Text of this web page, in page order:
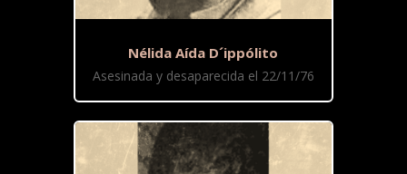
Nélida Aída D´ippólito
Asesinada y desaparecida el 22/11/76